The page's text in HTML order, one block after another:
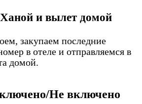
и вылет домой
закупаем последние
в отеле и отправляемся в
домой.
Не включено